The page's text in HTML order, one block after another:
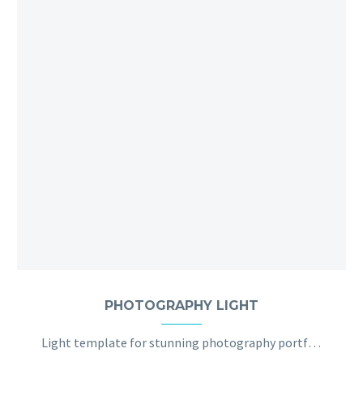
PHOTOGRAPHY LIGHT
Light template for stunning photography portfolio page